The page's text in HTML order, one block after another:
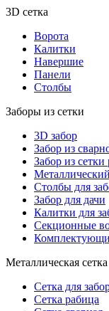
3D сетка
Ворота
Калитки
Навершие
Панели
Столбы
Заборы из сетки
3D забор
Забор из
Забор из сетки
Столбы для
Забор для дачи
Калитки для
Секционные
Металлическая сетка
Сетка для
Сетка рабица